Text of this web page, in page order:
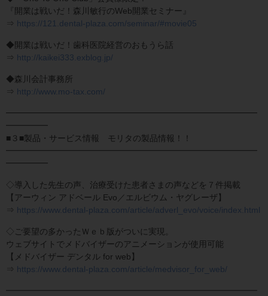
『開業は戦いだ！森川敏行のWeb開業セミナー』
⇒ https://121.dental-plaza.com/seminar/#movie05
◆開業は戦いだ！歯科医院経営のおもうら話
⇒ http://kaikei333.exblog.jp/
◆森川会計事務所
⇒ http://www.mo-tax.com/
━━━━━━━━━━━━━━━━━━━━━━━━━━━━━━
━━━━━
■３■製品・サービス情報 モリタの製品情報！！
━━━━━━━━━━━━━━━━━━━━━━━━━━━━━━
━━━━━
◇導入した先生の声、治療受けた患者さまの声などを７件掲載
【アーウィン アドベール Evo／エルビウム・ヤグレーザ】
⇒ https://www.dental-plaza.com/article/adverl_evo/voice/index.html
◇ご要望の多かったＷｅｂ版がついに実現。
ウェブサイトでメドバイザーのアニメーションが使用可能
【メドバイザー デンタル for web】
⇒ https://www.dental-plaza.com/article/medvisor_for_web/
━━━━━━━━━━━━━━━━━━━━━━━━━━━━━━